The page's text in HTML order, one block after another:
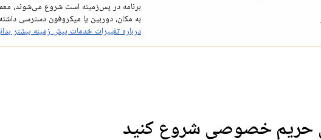
برنامه در پس‌زمینه است شروع می‌شوند،
به مکان، دوربین یا میکروفون دسترسی
درباره تغییرات خدمات پیش زمینه بیشتر
حریم خصوصی شروع کنید